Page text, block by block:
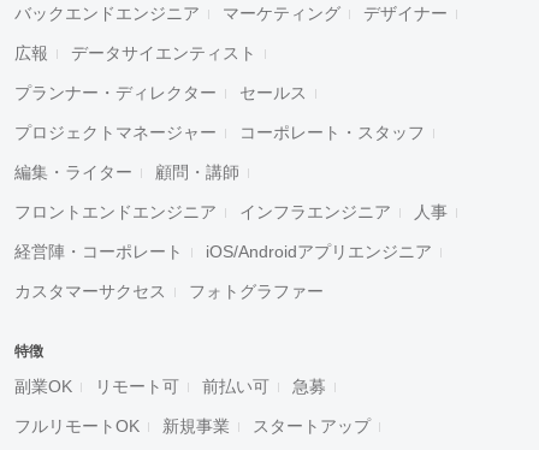
バックエンドエンジニア マーケティング デザイナー
広報 データサイエンティスト
プランナー・ディレクター セールス
プロジェクトマネージャー コーポレート・スタッフ
編集・ライター 顧問・講師
フロントエンドエンジニア インフラエンジニア 人事
経営陣・コーポレート iOS/Androidアプリエンジニア
カスタマーサクセス フォトグラファー
特徴
副業OK リモート可 前払い可 急募
フルリモートOK 新規事業 スタートアップ